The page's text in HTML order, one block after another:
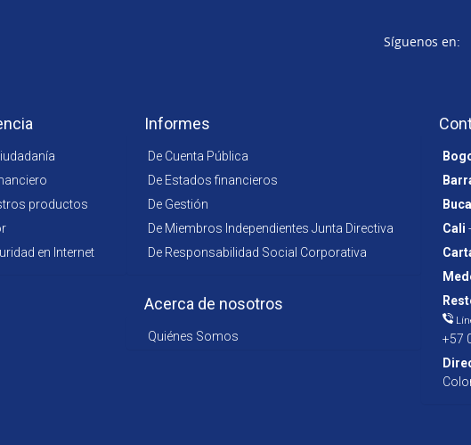
productos
en Internet
Informes
De Cuenta Pública
De Estados financieros
De Gestión
De Miembros Independientes Junta Directiva
De Responsabilidad Social Corporativa
Acerca de nosotros
Quiénes Somos
Cali
+57
Síguenos en: